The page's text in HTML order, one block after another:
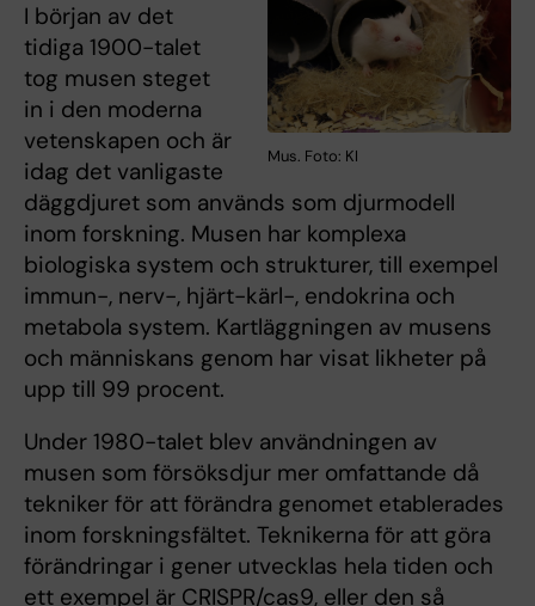
Mus. Foto: KI
I början av det
tidiga 1900-talet
tog musen steget
in i den moderna
vetenskapen och är
idag det vanligaste
däggdjuret som används som djurmodell
inom forskning. Musen har komplexa
biologiska system och strukturer, till exempel
immun-, nerv-, hjärt-kärl-, endokrina och
metabola system. Kartläggningen av musens
och människans genom har visat likheter på
upp till 99 procent.
Under 1980-talet blev användningen av
musen som försöksdjur mer omfattande då
tekniker för att förändra genomet etablerades
inom forskningsfältet. Teknikerna för att göra
förändringar i gener utvecklas hela tiden och
ett exempel är CRISPR/cas9, eller den så